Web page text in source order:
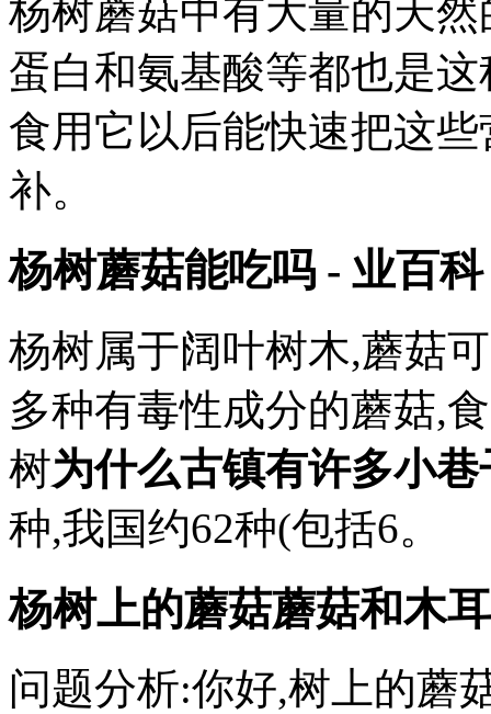
杨树蘑菇中有大量的天
蛋白和氨基酸等都也是
食用它以后能快速把这
补。
杨树蘑菇能吃吗 - 业百科
杨树属于阔叶树木,蘑菇
多种有毒性成分的蘑菇,
树为什么古镇有许多小巷
种,我国约62种(包括6。
杨树上的蘑菇蘑菇和木
问题分析:你好,树上的蘑